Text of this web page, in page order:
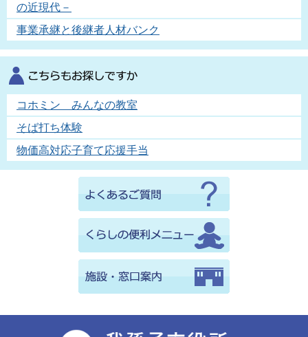
の近現代－
事業承継と後継者人材バンク
コホミン みんなの教室
そば打ち体験
物価高対応子育て応援手当